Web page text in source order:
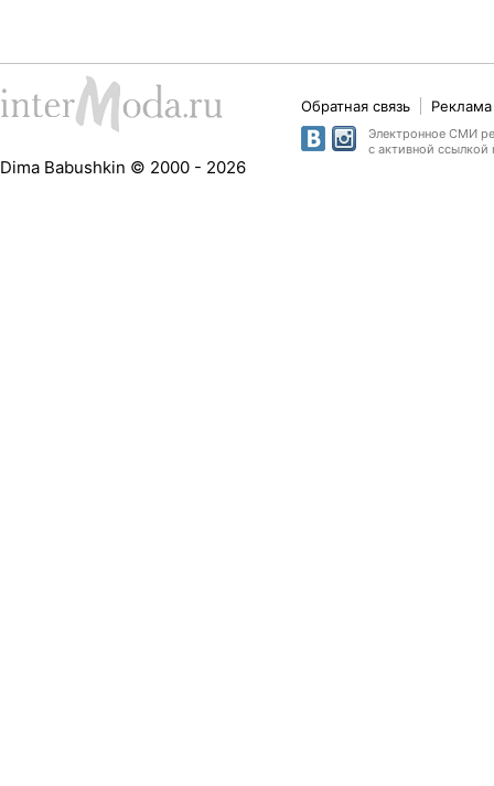
Dima Babushkin © 2000 - 2026
Обратная связь
Электронное СМИ
с активной ссылкой